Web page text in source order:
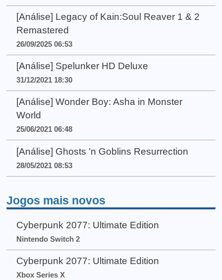
[Análise] Legacy of Kain:Soul Reaver 1 & 2
Remastered
26/09/2025 06:53
[Análise] Spelunker HD Deluxe
31/12/2021 18:30
[Análise] Wonder Boy: Asha in Monster
World
25/06/2021 06:48
[Análise] Ghosts 'n Goblins Resurrection
28/05/2021 08:53
Jogos mais novos
Cyberpunk 2077: Ultimate Edition
Nintendo Switch 2
Cyberpunk 2077: Ultimate Edition
Xbox Series X